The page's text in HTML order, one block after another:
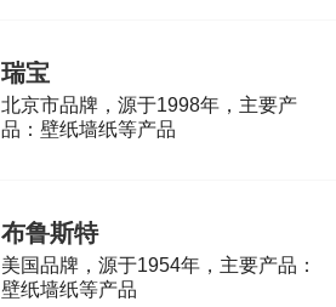
瑞宝
北京市品牌，源于1998年，主要产
品：壁纸墙纸等产品
布鲁斯特
美国品牌，源于1954年，主要产品：
壁纸墙纸等产品